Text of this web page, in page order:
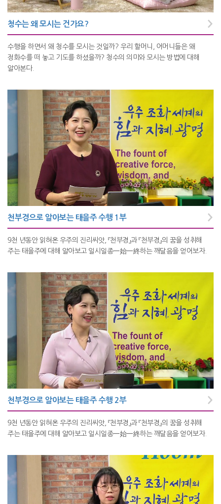
청수는 왜 모시는 건가요?
수행을 하면서 왜 청수를 모시는 것일까? 우리 할머니, 어머니들은 왜
정화수를 떠 놓고 기도를 하셨을까? 청수의 의미와 모시는 방법에 대해
알아본다.
천부경으로 알아보는 태을주 수행 1부
9천 년동안 읽혀온 우주의 진리씨앗, 『천부경』과 『천부경』의 꿈을 성취해
주는 태을주에 대해 알아보고 일시일종一始一終하는 깨달음을 얻어보자.
천부경으로 알아보는 태을주 수행 2부
9천 년동안 읽혀온 우주의 진리씨앗, 『천부경』과 『천부경』의 꿈을 성취해
주는 태을주에 대해 알아보고 일시일종一始一終하는 깨달음을 얻어보자.